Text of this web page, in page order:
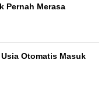
Pernah Merasa
Otomatis Masuk